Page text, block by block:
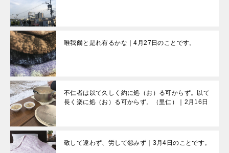
唯我爾と是れ有るかな｜4月27日のことです。
不仁者は以て久しく約に処（お）る可からず。以て
長く楽に処（お）る可からず。（里仁）｜2月16日
敬して違わず、労して怨みず｜3月4日のことです。